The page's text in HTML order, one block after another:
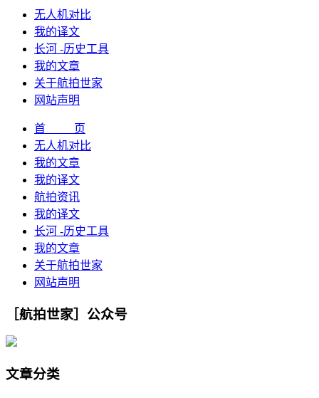
无人机对比
我的译文
长河 -历史工具
我的文章
关于航拍世家
网站声明
首 页
无人机对比
我的文章
我的译文
航拍资讯
我的译文
长河 -历史工具
我的文章
关于航拍世家
网站声明
［航拍世家］公众号
文章分类